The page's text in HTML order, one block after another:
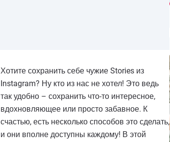
Хотите сохранить себе чужие Stories из
Instagram? Ну кто из нас не хотел! Это ведь
так удобно – сохранить что-то интересное,
вдохновляющее или просто забавное. К
счастью, есть несколько способов это сделать,
и они вполне доступны каждому! В этой